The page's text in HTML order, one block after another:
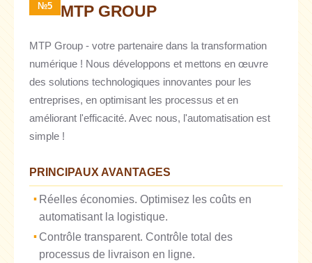
№5 MTP GROUP
MTP Group - votre partenaire dans la transformation
numérique ! Nous développons et mettons en œuvre
des solutions technologiques innovantes pour les
entreprises, en optimisant les processus et en
améliorant l'efficacité. Avec nous, l'automatisation est
simple !
PRINCIPAUX AVANTAGES
Réelles économies. Optimisez les coûts en
automatisant la logistique.
Contrôle transparent. Contrôle total des
processus de livraison en ligne.